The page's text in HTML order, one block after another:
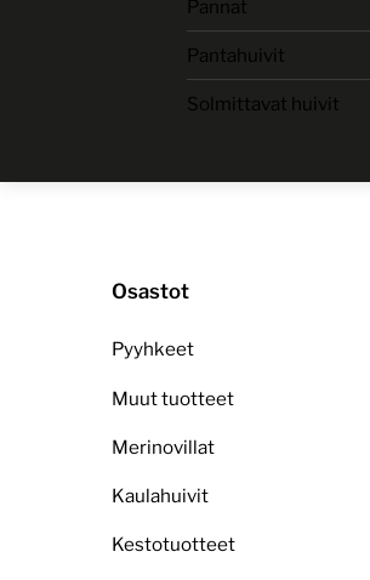
Pannat
Pantahuivit
Solmittavat huivit
Osastot
Pyyhkeet
Muut tuotteet
Merinovillat
Kaulahuivit
Kestotuotteet